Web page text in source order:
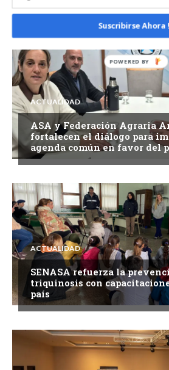
Related Articles
ACTUALIDAD
ASA y Federación Agraria
fortalecen el diálogo para
agenda común en favor del
ACTUALIDAD
SENASA refuerza la
triquinosis con
país
Suscribirse Ahora